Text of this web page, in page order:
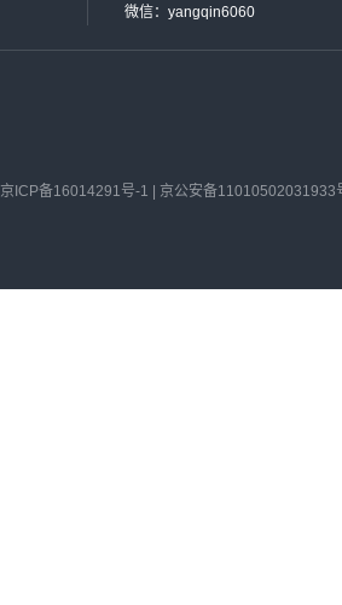
微信：yangqin6060
京ICP备16014291号-1 | 京公安备11010502031933